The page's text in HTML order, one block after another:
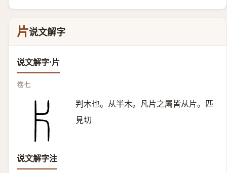
片说文解字
说文解字·片
卷七
判木也。从半木。凡片之屬皆从片。匹
見切
说文解字注